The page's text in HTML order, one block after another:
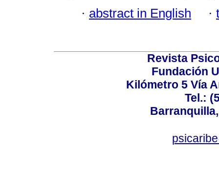
· abstract in English ·
Revista
Fundación
Kilómetro 5 Vía
Tel.: